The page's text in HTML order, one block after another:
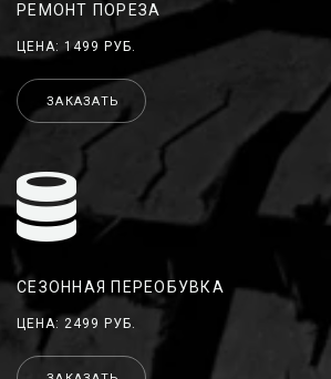
РЕМОНТ ПОРЕЗА
ЦЕНА: 1499 РУБ.
ЗАКАЗАТЬ
СЕЗОННАЯ ПЕРЕОБУВКА
ЦЕНА: 2499 РУБ.